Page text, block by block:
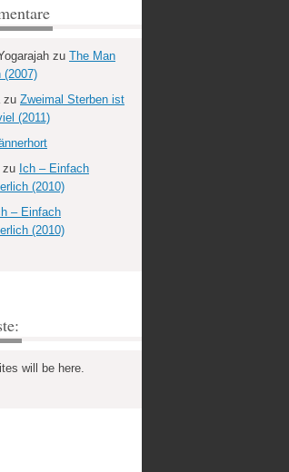
zu The Man
(2007)
zu Zweimal Sterben ist
(2011)
zu Ich – Einfach
(2010)
– Einfach
(2010)
will be here.